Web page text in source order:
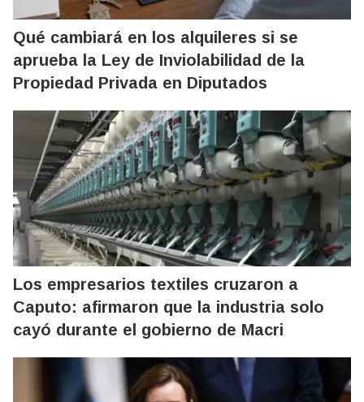
Qué cambiará en los alquileres si se
aprueba la Ley de Inviolabilidad de la
Propiedad Privada en Diputados
Los empresarios textiles cruzaron a
Caputo: afirmaron que la industria solo
cayó durante el gobierno de Macri